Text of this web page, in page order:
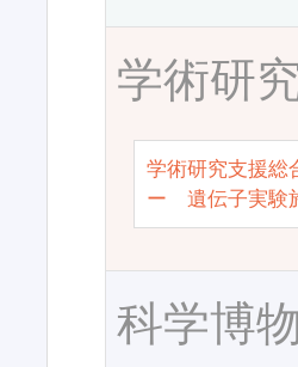
学術研
学術研究支援総
ー 遺伝子実験
科学博